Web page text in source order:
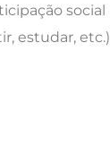
social
estudar, etc.)